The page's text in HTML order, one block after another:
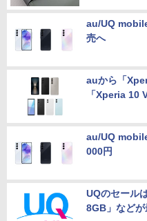
au/UQ
売へ
auから「
「Xperia 10
au/UQ
000円
UQのセール
8GB」など